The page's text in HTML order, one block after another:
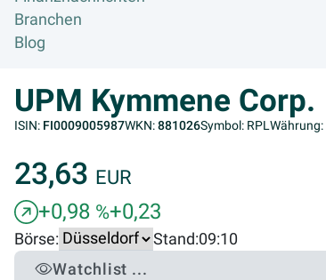
Branchen
Blog
UPM Kymmene Corp.
ISIN: FI0009005987WKN:881026Symbol: RPLWährung:
23,63 EUR
+0,98 %+0,23
Börse: Stand:09:10
Watchlist ...